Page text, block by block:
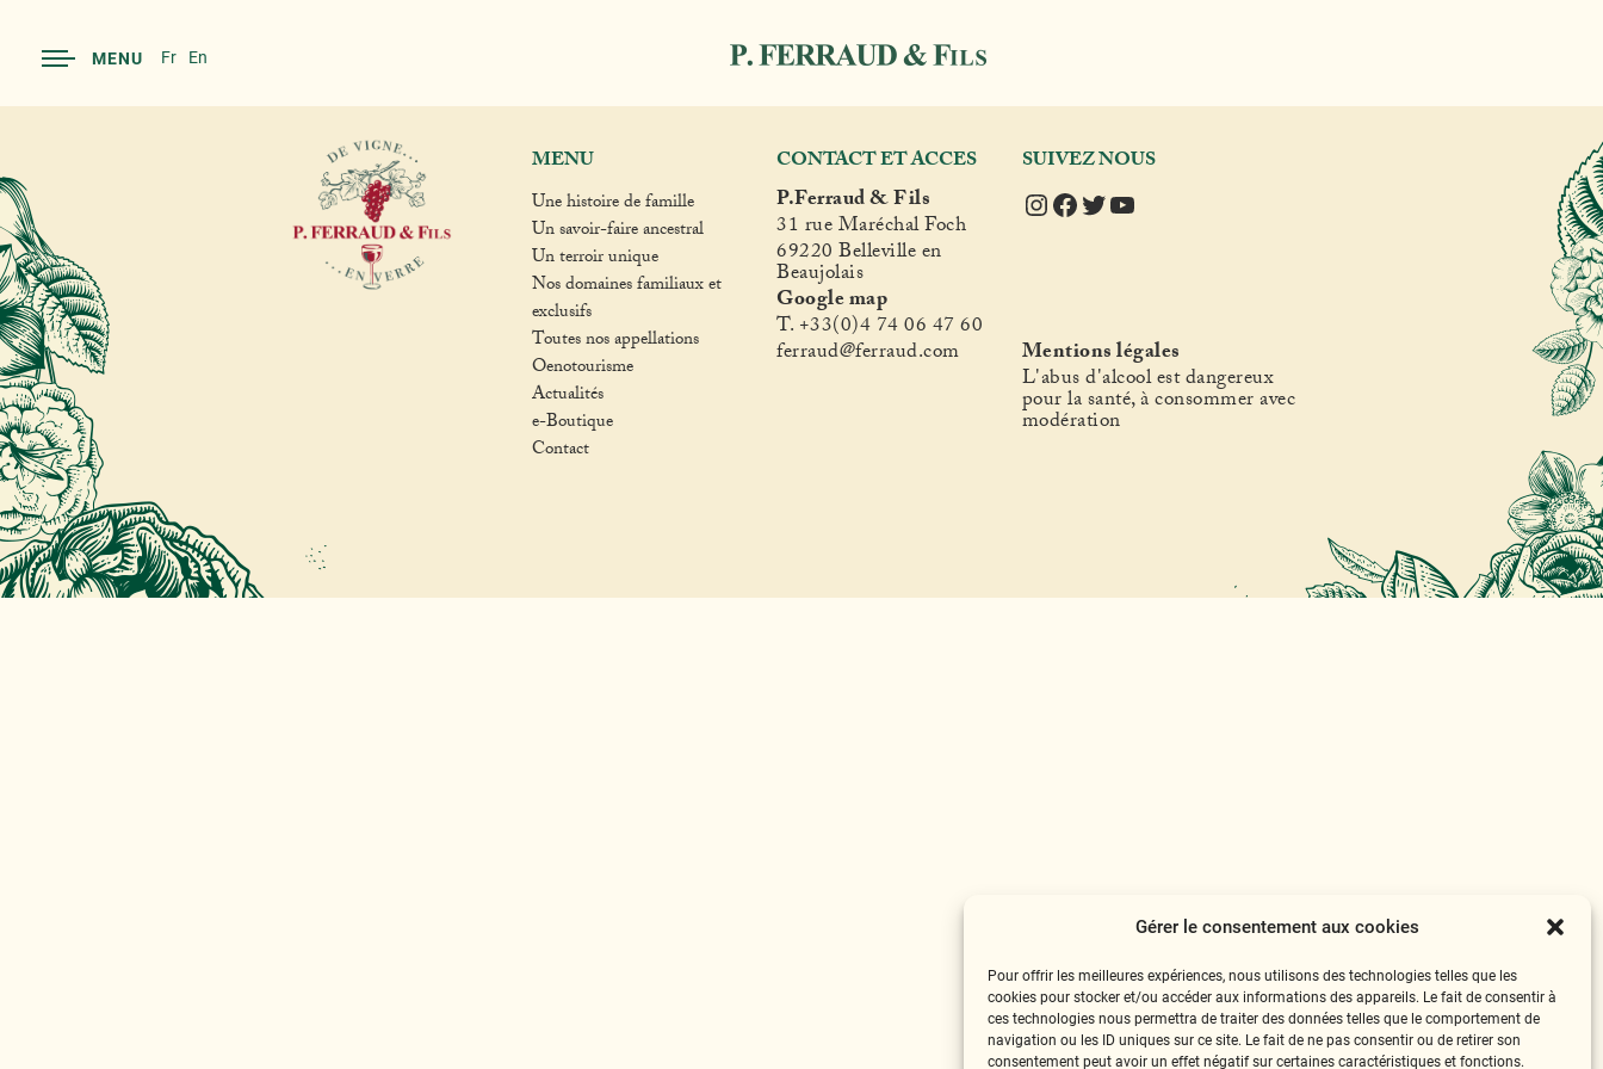
Gérer le consentement aux cookies
Pour offrir les meilleures expériences, nous utilisons des technologies telles que les
cookies pour stocker et/ou accéder aux informations des appareils. Le fait de consentir à
ces technologies nous permettra de traiter des données telles que le comportement de
navigation ou les ID uniques sur ce site. Le fait de ne pas consentir ou de retirer son
consentement peut avoir un effet négatif sur certaines caractéristiques et fonctions.
MENU Fr En
MENU
Une histoire de famille
Un savoir-faire ancestral
Un terroir unique
Nos domaines familiaux et
exclusifs
Toutes nos appellations
Oenotourisme
Actualités
e-Boutique
Contact
CONTACT ET ACCES
P.Ferraud & Fils
31 rue Maréchal Foch
69220 Belleville en
Beaujolais
Google map
T. +33(0)4 74 06 47 60
ferraud@ferraud.com
SUIVEZ NOUS
Instagram
Facebook
TwitterYouTube
Mentions légales
L'abus d'alcool est dangereux
pour la santé, à consommer avec
modération